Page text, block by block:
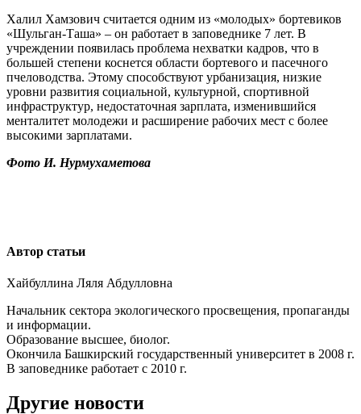
Халил Хамзович считается одним из «молодых» бортевиков
«Шульган-Таша» – он работает в заповеднике 7 лет. В
учреждении появилась проблема нехватки кадров, что в
большей степени коснется области бортевого и пасечного
пчеловодства. Этому способствуют урбанизация, низкие
уровни развития социальной, культурной, спортивной
инфраструктур, недостаточная зарплата, изменившийся
менталитет молодежи и расширение рабочих мест с более
высокими зарплатами.
Фото И. Нурмухаметова
Автор статьи
Хайбуллина Ляля Абдулловна
Начальник сектора экологического просвещения, пропаганды
и информации.
Образование высшее, биолог.
Окончила Башкирский государственный университет в 2008 г.
В заповеднике работает с 2010 г.
Другие новости